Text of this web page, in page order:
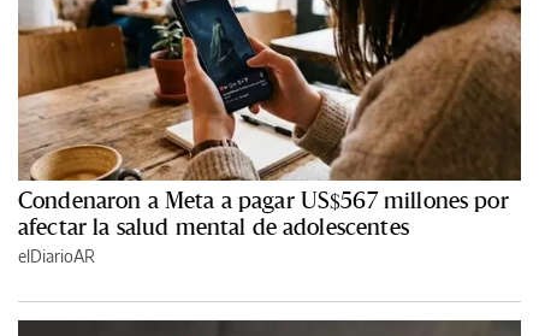
Condenaron a Meta a pagar US$567 millones por
afectar la salud mental de adolescentes
elDiarioAR